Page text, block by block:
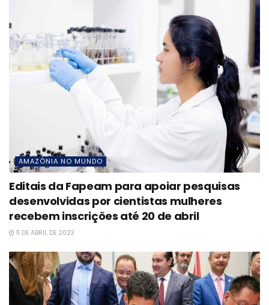
AMAZÔNIA NO MUNDO
Editais da Fapeam para apoiar pesquisas
desenvolvidas por cientistas mulheres
recebem inscrições até 20 de abril
11 DE ABRIL DE 2023